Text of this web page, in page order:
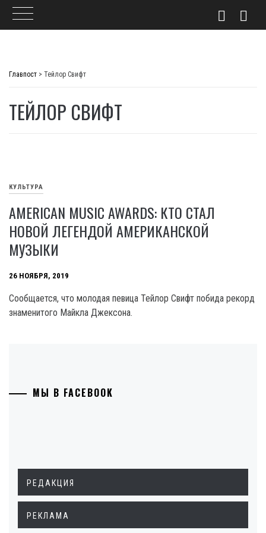
Главпост > Тейлор Свифт
ТЕЙЛОР СВИФТ
КУЛЬТУРА
AMERICAN MUSIC AWARDS: КТО СТАЛ
НОВОЙ ЛЕГЕНДОЙ АМЕРИКАНСКОЙ
МУЗЫКИ
26 НОЯБРЯ, 2019
Сообщается, что молодая певица Тейлор Свифт побида рекорд
знаменитого Майкла Джексона.
МЫ В FACEBOOK
РЕДАКЦИЯ
РЕКЛАМА